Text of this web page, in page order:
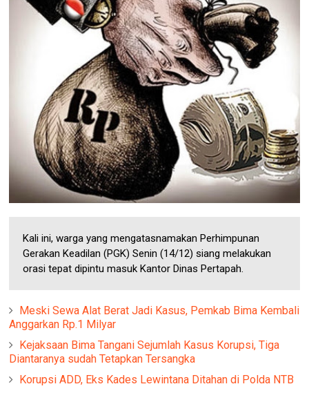
Kali ini, warga yang mengatasnamakan Perhimpunan
Gerakan Keadilan (PGK) Senin (14/12) siang melakukan
orasi tepat dipintu masuk Kantor Dinas Pertapah.
Meski Sewa Alat Berat Jadi Kasus, Pemkab Bima Kembali
Anggarkan Rp.1 Milyar
Kejaksaan Bima Tangani Sejumlah Kasus Korupsi, Tiga
Diantaranya sudah Tetapkan Tersangka
Korupsi ADD, Eks Kades Lewintana Ditahan di Polda NTB